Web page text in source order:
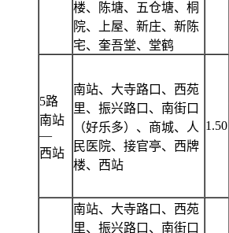
楼、陈塘、五仓塘、桐
院、上屋、新庄、新陈
宅、奎吾堂、堂鹤
5路
南站
—
西站
南站、大寺路口、西苑
里、振兴路口、南街口
（好乐多）、商城、人
民医院、接官亭、西牌
楼、西站
1.50
南站、大寺路口、西苑
里、振兴路口、南街口